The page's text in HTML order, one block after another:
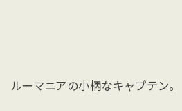
ルーマニアの小柄なキャプテン。